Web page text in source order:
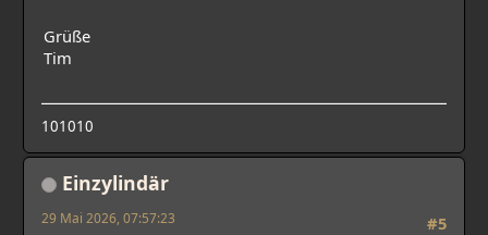
Grüße
Tim
101010
Einzylindär
#5
29 Mai 2026, 07:57:23